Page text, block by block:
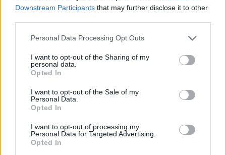
Downstream Participants that may further disclose it to other
Personal Data Processing Opt Outs
I want to opt-out of the Sharing of my
personal data.
Opted In
I want to opt-out of the Sale of my
Personal Data.
Opted In
I want to opt-out of processing my
Personal Data for Targeted Advertising.
Opted In
Црна Гора ја уапси жената која
ги БРАНЕЛА ДЕЦАТА И СВОЕТО
КУЧЕ РАСПАРЧЕНО ОД
СЛАВНАТА КАРИЕРА НА
ПРЕМИЕР ОЛИВЕР СПАСОВСКИ
НАЈСКАПАТА, ЗА МАРИЈА ОД
ГРЦИЈА - НАЈЕФТИНАТА
УКРАИНА, Зеленски доби
ултиматум: „Мора да си оди,